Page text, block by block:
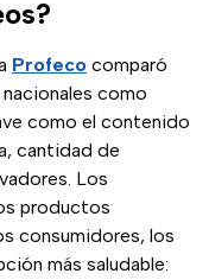
Profeco comparó
como
como el contenido
cantidad de
Los
productos
consumidores, los
más saludable: